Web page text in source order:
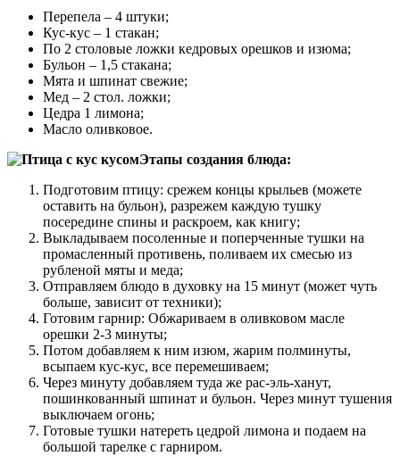
Перепела – 4 штуки;
Кус-кус – 1 стакан;
По 2 столовые ложки кедровых орешков и изюма;
Бульон – 1,5 стакана;
Мята и шпинат свежие;
Мед – 2 стол. ложки;
Цедра 1 лимона;
Масло оливковое.
Этапы создания блюда:
Подготовим птицу: срежем концы крыльев (можете
оставить на бульон), разрежем каждую тушку
посередине спины и раскроем, как книгу;
Выкладываем посоленные и поперченные тушки на
промасленный противень, поливаем их смесью из
рубленой мяты и меда;
Отправляем блюдо в духовку на 15 минут (может чуть
больше, зависит от техники);
Готовим гарнир: Обжариваем в оливковом масле
орешки 2-3 минуты;
Потом добавляем к ним изюм, жарим полминуты,
всыпаем кус-кус, все перемешиваем;
Через минуту добавляем туда же рас-эль-ханут,
пошинкованный шпинат и бульон. Через минут тушения
выключаем огонь;
Готовые тушки натереть цедрой лимона и подаем на
большой тарелке с гарниром.